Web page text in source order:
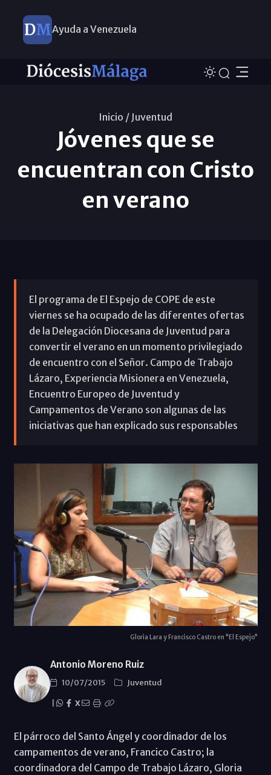
Ayuda a Venezuela
Inicio / Juventud
Jóvenes que se
encuentran con Cristo
en verano
El programa de El Espejo de COPE de este
viernes se ha ocupado de las diferentes ofertas
de la Delegación Diocesana de Juventud para
convertir el verano en un momento privilegiado
de encuentro con el Señor. Campo de Trabajo
Lázaro, Experiencia Misionera en Venezuela,
Encuentro Europeo de Juventud y
Campamentos de Verano son algunas de las
iniciativas que han explicado sus responsables
Gloria Lara y Francisco Castro en "El Espejo"
Antonio Moreno Ruiz
10/07/2015
Juventud
X
El párroco del Santo Ángel y coordinador de los
campamentos de verano, Francico Castro; la
coordinadora del Campo de Trabajo Lázaro, Gloria